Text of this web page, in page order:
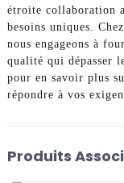
étroite collaboration
besoins uniques.
nous engageons à
qualité qui dépasser
pour en savoir plus
répondre à vos
Produits